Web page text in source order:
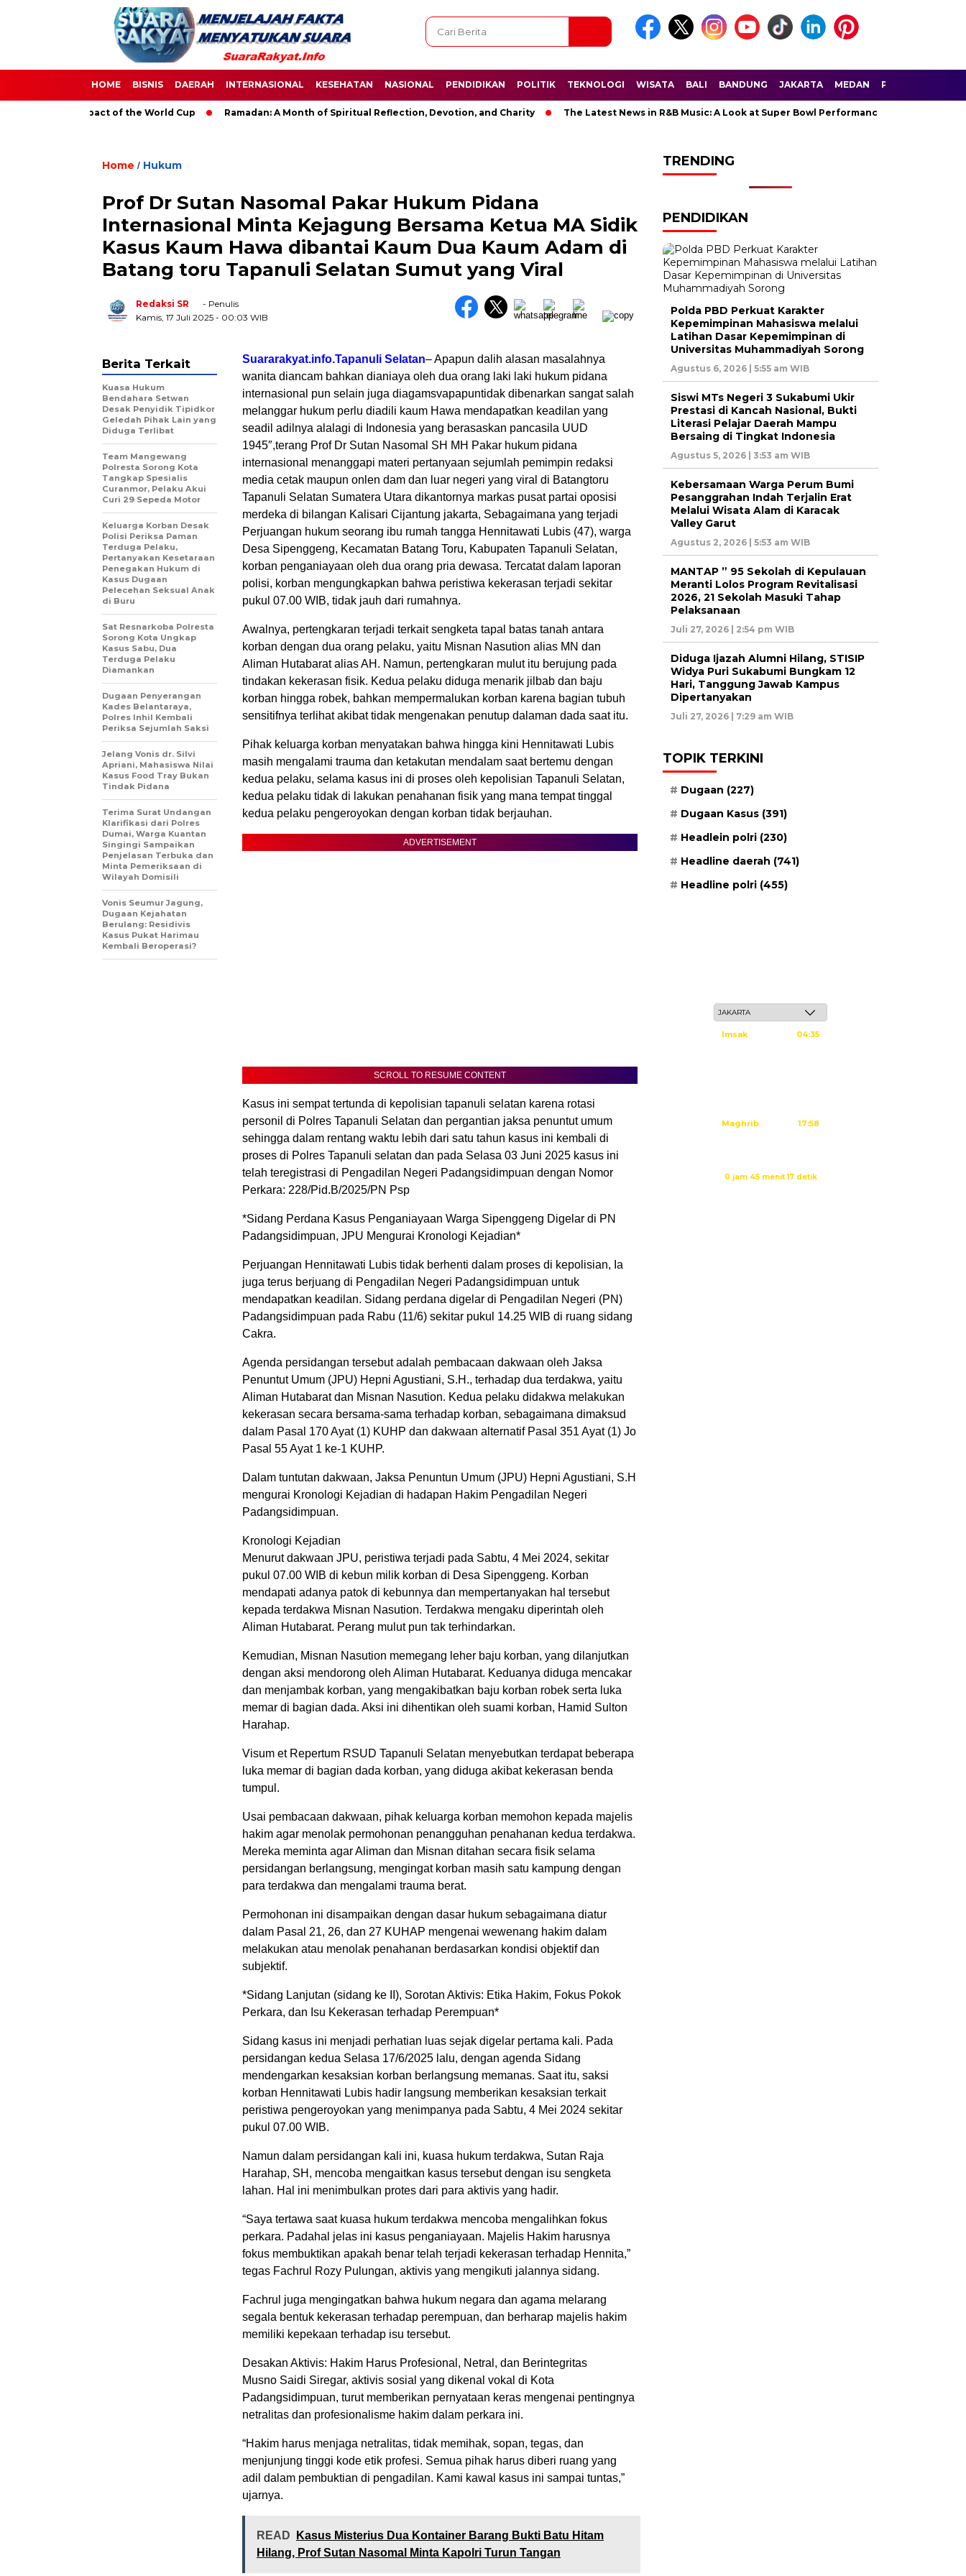
HOME BISNIS DAERAH INTERNASIONAL KESEHATAN NASIONAL PENDIDIKAN POLITIK TEKNOLOGI WISATA BALI BANDUNG JAKARTA MEDAN PALEMBANG
Global Impact of the World Cup Ramadan: A Month of Spiritual Reflection, Devotion, and Charity The Latest News in R&B Music: A Look at Super Bowl Performances, New Albums, Rising
Home / Hukum
Prof Dr Sutan Nasomal Pakar Hukum Pidana
Internasional Minta Kejagung Bersama Ketua MA Sidik
Kasus Kaum Hawa dibantai Kaum Dua Kaum Adam di
Batang toru Tapanuli Selatan Sumut yang Viral
Redaksi SR
- Penulis
Kamis, 17 Juli 2025 - 00:03 WIB
Suararakyat.info.Tapanuli Selatan– Apapun dalih alasan masalahnya
wanita diancam bahkan dianiaya oleh dua orang laki laki hukum pidana
internasional pun selain juga diagamsvapapuntidak dibenarkan sangat salah
melanggar hukum perlu diadili kaum Hawa mendapatkan keadilan yang
seadil adilnya alalagi di Indonesia yang berasaskan pancasila UUD
1945″,terang Prof Dr Sutan Nasomal SH MH Pakar hukum pidana
internasional menanggapi materi pertanyaan sejumlah pemimpin redaksi
media cetak maupun onlen dam dan luar negeri yang viral di Batangtoru
Tapanuli Selatan Sumatera Utara dikantornya markas pusat partai oposisi
merdeka di bilangan Kalisari Cijantung jakarta, Sebagaimana yang terjadi
Perjuangan hukum seorang ibu rumah tangga Hennitawati Lubis (47), warga
Desa Sipenggeng, Kecamatan Batang Toru, Kabupaten Tapanuli Selatan,
korban penganiayaan oleh dua orang pria dewasa. Tercatat dalam laporan
polisi, korban mengungkapkan bahwa peristiwa kekerasan terjadi sekitar
pukul 07.00 WIB, tidak jauh dari rumahnya.
Awalnya, pertengkaran terjadi terkait sengketa tapal batas tanah antara
korban dengan dua orang pelaku, yaitu Misnan Nasution alias MN dan
Aliman Hutabarat alias AH. Namun, pertengkaran mulut itu berujung pada
tindakan kekerasan fisik. Kedua pelaku diduga menarik jilbab dan baju
korban hingga robek, bahkan mempermalukan korban karena bagian tubuh
sensitifnya terlihat akibat tidak mengenakan penutup dalaman dada saat itu.
Pihak keluarga korban menyatakan bahwa hingga kini Hennitawati Lubis
masih mengalami trauma dan ketakutan mendalam saat bertemu dengan
kedua pelaku, selama kasus ini di proses oleh kepolisian Tapanuli Selatan,
kedua pelaku tidak di lakukan penahanan fisik yang mana tempat tinggal
kedua pelaku pengeroyokan dengan korban tidak berjauhan.
ADVERTISEMENT
SCROLL TO RESUME CONTENT
Kasus ini sempat tertunda di kepolisian tapanuli selatan karena rotasi
personil di Polres Tapanuli Selatan dan pergantian jaksa penuntut umum
sehingga dalam rentang waktu lebih dari satu tahun kasus ini kembali di
proses di Polres Tapanuli selatan dan pada Selasa 03 Juni 2025 kasus ini
telah teregistrasi di Pengadilan Negeri Padangsidimpuan dengan Nomor
Perkara: 228/Pid.B/2025/PN Psp
*Sidang Perdana Kasus Penganiayaan Warga Sipenggeng Digelar di PN
Padangsidimpuan, JPU Mengurai Kronologi Kejadian*
Perjuangan Hennitawati Lubis tidak berhenti dalam proses di kepolisian, Ia
juga terus berjuang di Pengadilan Negeri Padangsidimpuan untuk
mendapatkan keadilan. Sidang perdana digelar di Pengadilan Negeri (PN)
Padangsidimpuan pada Rabu (11/6) sekitar pukul 14.25 WIB di ruang sidang
Cakra.
Agenda persidangan tersebut adalah pembacaan dakwaan oleh Jaksa
Penuntut Umum (JPU) Hepni Agustiani, S.H., terhadap dua terdakwa, yaitu
Aliman Hutabarat dan Misnan Nasution. Kedua pelaku didakwa melakukan
kekerasan secara bersama-sama terhadap korban, sebagaimana dimaksud
dalam Pasal 170 Ayat (1) KUHP dan dakwaan alternatif Pasal 351 Ayat (1) Jo
Pasal 55 Ayat 1 ke-1 KUHP.
Dalam tuntutan dakwaan, Jaksa Penuntun Umum (JPU) Hepni Agustiani, S.H
mengurai Kronologi Kejadian di hadapan Hakim Pengadilan Negeri
Padangsidimpuan.
Kronologi Kejadian
Menurut dakwaan JPU, peristiwa terjadi pada Sabtu, 4 Mei 2024, sekitar
pukul 07.00 WIB di kebun milik korban di Desa Sipenggeng. Korban
mendapati adanya patok di kebunnya dan mempertanyakan hal tersebut
kepada terdakwa Misnan Nasution. Terdakwa mengaku diperintah oleh
Aliman Hutabarat. Perang mulut pun tak terhindarkan.
Kemudian, Misnan Nasution memegang leher baju korban, yang dilanjutkan
dengan aksi mendorong oleh Aliman Hutabarat. Keduanya diduga mencakar
dan menjambak korban, yang mengakibatkan baju korban robek serta luka
memar di bagian dada. Aksi ini dihentikan oleh suami korban, Hamid Sulton
Harahap.
Visum et Repertum RSUD Tapanuli Selatan menyebutkan terdapat beberapa
luka memar di bagian dada korban, yang diduga akibat kekerasan benda
tumpul.
Usai pembacaan dakwaan, pihak keluarga korban memohon kepada majelis
hakim agar menolak permohonan penangguhan penahanan kedua terdakwa.
Mereka meminta agar Aliman dan Misnan ditahan secara fisik selama
persidangan berlangsung, mengingat korban masih satu kampung dengan
para terdakwa dan mengalami trauma berat.
Permohonan ini disampaikan dengan dasar hukum sebagaimana diatur
dalam Pasal 21, 26, dan 27 KUHAP mengenai wewenang hakim dalam
melakukan atau menolak penahanan berdasarkan kondisi objektif dan
subjektif.
*Sidang Lanjutan (sidang ke II), Sorotan Aktivis: Etika Hakim, Fokus Pokok
Perkara, dan Isu Kekerasan terhadap Perempuan*
Sidang kasus ini menjadi perhatian luas sejak digelar pertama kali. Pada
persidangan kedua Selasa 17/6/2025 lalu, dengan agenda Sidang
mendengarkan kesaksian korban berlangsung memanas. Saat itu, saksi
korban Hennitawati Lubis hadir langsung memberikan kesaksian terkait
peristiwa pengeroyokan yang menimpanya pada Sabtu, 4 Mei 2024 sekitar
pukul 07.00 WIB.
Namun dalam persidangan kali ini, kuasa hukum terdakwa, Sutan Raja
Harahap, SH, mencoba mengaitkan kasus tersebut dengan isu sengketa
lahan. Hal ini menimbulkan protes dari para aktivis yang hadir.
“Saya tertawa saat kuasa hukum terdakwa mencoba mengalihkan fokus
perkara. Padahal jelas ini kasus penganiayaan. Majelis Hakim harusnya
fokus membuktikan apakah benar telah terjadi kekerasan terhadap Hennita,”
tegas Fachrul Rozy Pulungan, aktivis yang mengikuti jalannya sidang.
Fachrul juga mengingatkan bahwa hukum negara dan agama melarang
segala bentuk kekerasan terhadap perempuan, dan berharap majelis hakim
memiliki kepekaan terhadap isu tersebut.
Desakan Aktivis: Hakim Harus Profesional, Netral, dan Berintegritas
Musno Saidi Siregar, aktivis sosial yang dikenal vokal di Kota
Padangsidimpuan, turut memberikan pernyataan keras mengenai pentingnya
netralitas dan profesionalisme hakim dalam perkara ini.
“Hakim harus menjaga netralitas, tidak memihak, sopan, tegas, dan
menjunjung tinggi kode etik profesi. Semua pihak harus diberi ruang yang
adil dalam pembuktian di pengadilan. Kami kawal kasus ini sampai tuntas,”
ujarnya.
READ
Kasus Misterius Dua Kontainer Barang Bukti Batu Hitam
Hilang, Prof Sutan Nasomal Minta Kapolri Turun Tangan
Berita Terkait
Kuasa Hukum
Bendahara Setwan
Desak Penyidik Tipidkor
Geledah Pihak Lain yang
Diduga Terlibat
Team Mangewang
Polresta Sorong Kota
Tangkap Spesialis
Curanmor, Pelaku Akui
Curi 29 Sepeda Motor
Keluarga Korban Desak
Polisi Periksa Paman
Terduga Pelaku,
Pertanyakan Kesetaraan
Penegakan Hukum di
Kasus Dugaan
Pelecehan Seksual Anak
di Buru
Sat Resnarkoba Polresta
Sorong Kota Ungkap
Kasus Sabu, Dua
Terduga Pelaku
Diamankan
Dugaan Penyerangan
Kades Belantaraya,
Polres Inhil Kembali
Periksa Sejumlah Saksi
Jelang Vonis dr. Silvi
Apriani, Mahasiswa Nilai
Kasus Food Tray Bukan
Tindak Pidana
Terima Surat Undangan
Klarifikasi dari Polres
Dumai, Warga Kuantan
Singingi Sampaikan
Penjelasan Terbuka dan
Minta Pemeriksaan di
Wilayah Domisili
Vonis Seumur Jagung,
Dugaan Kejahatan
Berulang: Residivis
Kasus Pukat Harimau
Kembali Beroperasi?
TRENDING
PENDIDIKAN
Polda PBD Perkuat Karakter
Kepemimpinan Mahasiswa melalui
Latihan Dasar Kepemimpinan di
Universitas Muhammadiyah Sorong
Agustus 6, 2026 | 5:55 am WIB
Siswi MTs Negeri 3 Sukabumi Ukir
Prestasi di Kancah Nasional, Bukti
Literasi Pelajar Daerah Mampu
Bersaing di Tingkat Indonesia
Agustus 5, 2026 | 3:53 am WIB
Kebersamaan Warga Perum Bumi
Pesanggrahan Indah Terjalin Erat
Melalui Wisata Alam di Karacak
Valley Garut
Agustus 2, 2026 | 5:53 am WIB
MANTAP ” 95 Sekolah di Kepulauan
Meranti Lolos Program Revitalisasi
2026, 21 Sekolah Masuki Tahap
Pelaksanaan
Juli 27, 2026 | 2:54 pm WIB
Diduga Ijazah Alumni Hilang, STISIP
Widya Puri Sukabumi Bungkam 12
Hari, Tanggung Jawab Kampus
Dipertanyakan
Juli 27, 2026 | 7:29 am WIB
TOPIK TERKINI
Dugaan (227)
Dugaan Kasus (391)
Headlein polri (230)
Headline daerah (741)
Headline polri (455)
Imsak 04:35
Maghrib 17:58
0 jam 45 menit 16 detik